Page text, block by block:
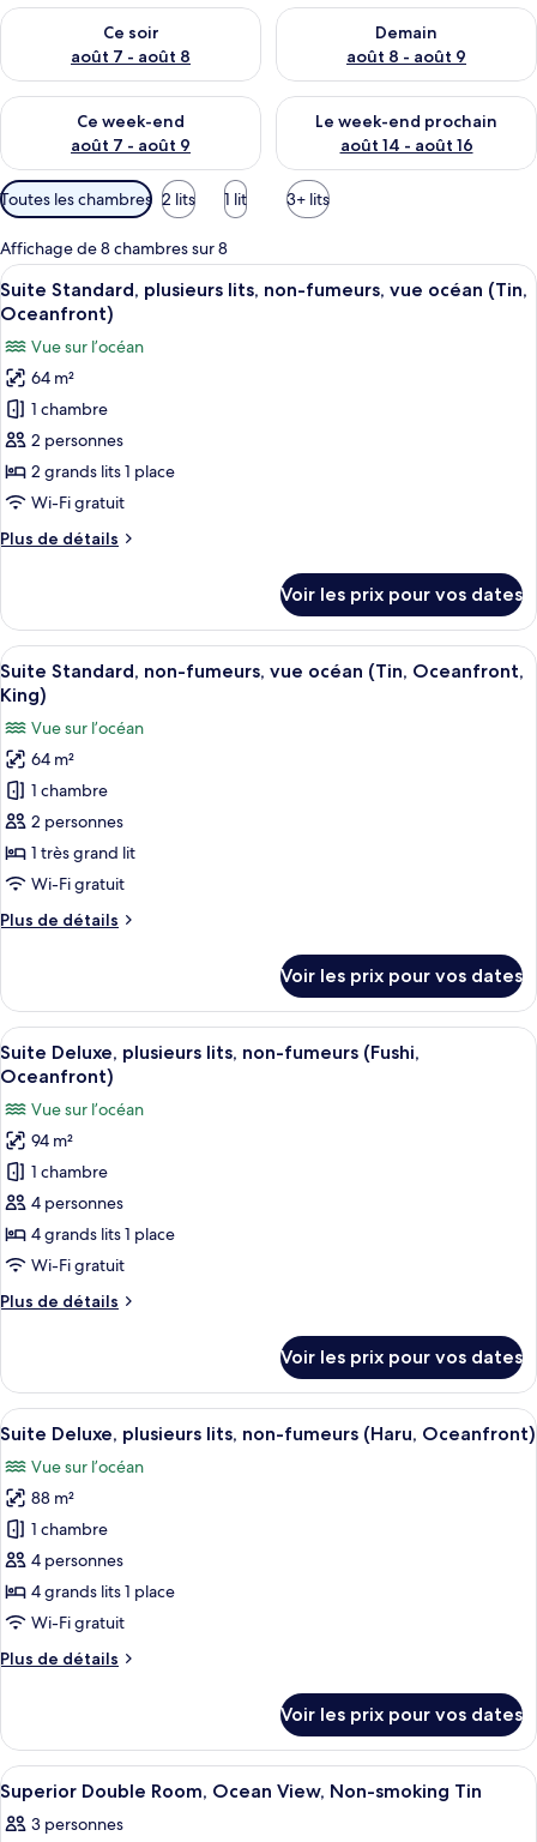
Ce soir
août 7 - août 8
Vérifier la disponibilité pour ce soir août 7 - août 8
Demain
août 8 - août 9
Vérifier la disponibilité pour
Ce week-end
août 7 - août 9
Vérifier la disponibilité pour ce week-end août 7 - août 9
Le week-end prochain
août 14 - août 16
Vérifier la disponibilité pour
Filtres
disponibles
pour
les
chambres
Toutes les chambres 2 lits 1 lit 3+ lits
Affichage de 8 chambres sur 8
Afficher
toutes
photos
pour
ce
type
de
chambre :
Standard,
non-
fumeurs,
vue
océan
(Tin,
Oceanfront)
Une chambre d’hôtel moderne avec
11
Suite Standard, plusieurs lits, non-fumeurs, vue océan (Tin,
Oceanfront)
Vue sur l’océan
64 m²
1 chambre
2 personnes
2 grands lits 1 place
Wi-Fi gratuit
Plus de détails
Plus
le
type
de
chambre
Suite
Standard,
plusieurs
lits,
non-
fumeurs,
océan
(Tin,
Voir les prix pour vos dates
Afficher
toutes
photos
pour
ce
type
de
chambre :
Standard,
vue
océan
(Tin,
Oceanfront,
King)
Une chambre avec une grande
11
Suite Standard, non-fumeurs, vue océan (Tin, Oceanfront,
King)
Vue sur l’océan
64 m²
1 chambre
2 personnes
1 très grand lit
Wi-Fi gratuit
Plus de détails
Plus
le
type
de
chambre
Standard,
non-
fumeurs,
vue
océan
Oceanfront,
King)
Voir les prix pour vos dates
Afficher
toutes
photos
pour
ce
type
de
chambre :
Deluxe,
non-
fumeurs
Oceanfront)
Une chambre d’hôtel avec deux
10
Suite Deluxe, plusieurs lits, non-fumeurs (Fushi,
Oceanfront)
Vue sur l’océan
94 m²
1 chambre
4 personnes
4 grands lits 1 place
Wi-Fi gratuit
Plus de détails
Plus
le
type
de
Suite
Deluxe,
plusieurs
lits,
non-
fumeurs
(Fushi,
Oceanfront)
Voir les prix pour vos dates
Afficher
toutes
les
photos
pour
ce
type
de
chambre :
Suite
lits,
non-
fumeurs
(Haru,
Une chambre moderne avec un
11
Suite Deluxe, plusieurs lits, non-fumeurs (Haru, Oceanfront)
Vue sur l’océan
88 m²
1 chambre
4 personnes
4 grands lits 1 place
Wi-Fi gratuit
Plus de détails
Plus
le
type
de
chambre
Suite
Voir les prix pour vos dates
Afficher
toutes
les
Minibar, coffres-forts dans les
1
Superior Double Room, Ocean View, Non-smoking Tin
3 personnes